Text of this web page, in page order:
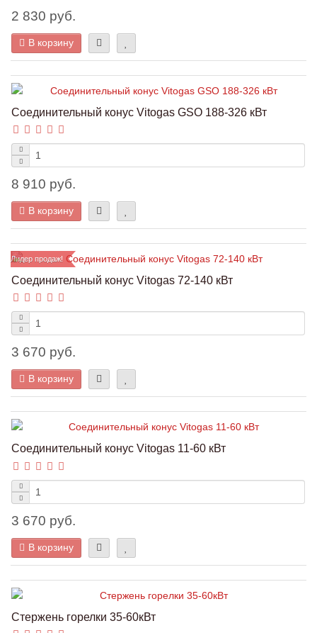
2 830 руб.
В корзину
Соединительный конус Vitogas GSO 188-326 кВт
8 910 руб.
В корзину
Лидер продаж!
Соединительный конус Vitogas 72-140 кВт
3 670 руб.
В корзину
Соединительный конус Vitogas 11-60 кВт
3 670 руб.
В корзину
Стержень горелки 35-60кВт